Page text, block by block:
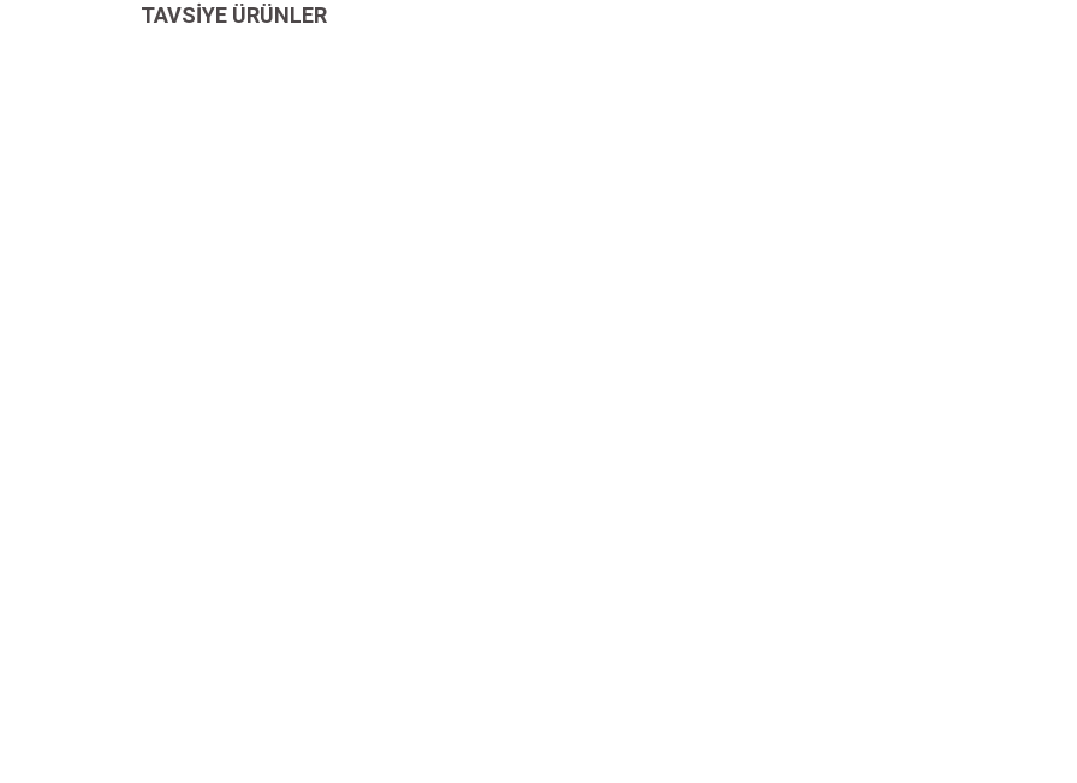
Ürün resmi kalitesiz, bozuk veya görüntülenemiyor.
TAVSİYE ÜRÜNLER